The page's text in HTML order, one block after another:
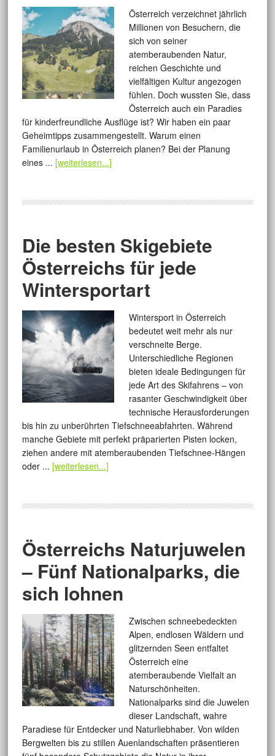
Österreich verzeichnet jährlich
Millionen von Besuchern, die
sich von seiner
atemberaubenden Natur,
reichen Geschichte und
vielfältigen Kultur angezogen
fühlen. Doch wussten Sie, dass
Österreich auch ein Paradies
für kinderfreundliche Ausflüge ist? Wir haben ein paar
Geheimtipps zusammengestellt. Warum einen
Familienurlaub in Österreich planen? Bei der Planung
eines ... [weiterlesen...]
Die besten Skigebiete
Österreichs für jede
Wintersportart
Wintersport in Österreich
bedeutet weit mehr als nur
verschneite Berge.
Unterschiedliche Regionen
bieten ideale Bedingungen für
jede Art des Skifahrens – von
rasanter Geschwindigkeit über
technische Herausforderungen
bis hin zu unberührten Tiefschneeabfahrten. Während
manche Gebiete mit perfekt präparierten Pisten locken,
ziehen andere mit atemberaubenden Tiefschnee-Hängen
oder ... [weiterlesen...]
Österreichs Naturjuwelen
– Fünf Nationalparks, die
sich lohnen
Zwischen schneebedeckten
Alpen, endlosen Wäldern und
glitzernden Seen entfaltet
Österreich eine
atemberaubende Vielfalt an
Naturschönheiten.
Nationalparks sind die Juwelen
dieser Landschaft, wahre
Paradiese für Entdecker und Naturliebhaber. Von wilden
Bergwelten bis zu stillen Auenlandschaften präsentieren